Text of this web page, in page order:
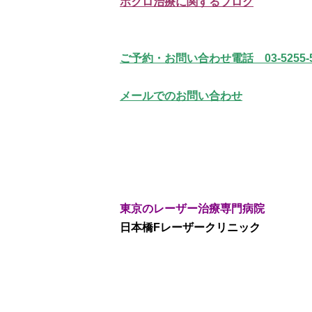
ご予約・お問い合わせ電話 03-5255-
メールでのお問い合わせ
東京のレーザー治療専門病院
日本橋Fレーザークリニック